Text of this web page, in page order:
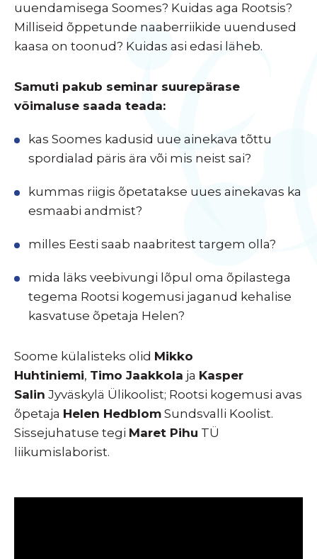
uuendamisega Soomes? Kuidas aga Rootsis?
Milliseid õppetunde naaberriikide uuendused
kaasa on toonud? Kuidas asi edasi läheb.
Samuti pakub seminar suurepärase
võimaluse saada teada:
kas Soomes kadusid uue ainekava tõttu
spordialad päris ära või mis neist sai?
kummas riigis õpetatakse uues ainekavas ka
esmaabi andmist?
milles Eesti saab naabritest targem olla?
mida läks veebivungi lõpul oma õpilastega
tegema Rootsi kogemusi jaganud kehalise
kasvatuse õpetaja Helen?
Soome külalisteks olid Mikko
Huhtiniemi, Timo Jaakkola ja Kasper
Salin Jyväskylä Ülikoolist; Rootsi kogemusi avas
õpetaja Helen Hedblom Sundsvalli Koolist.
Sissejuhatuse tegi Maret Pihu TÜ
liikumislaborist.